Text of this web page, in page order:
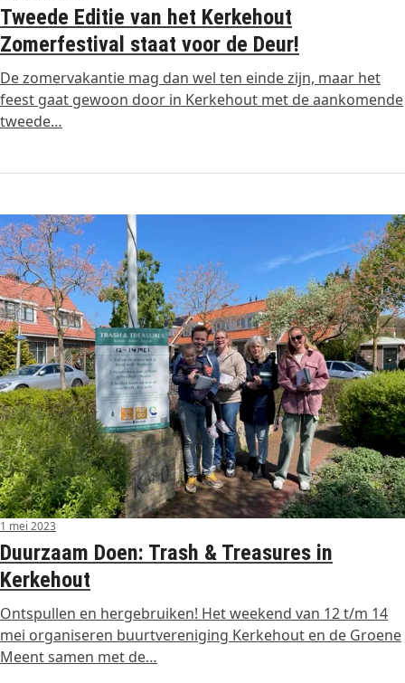
Tweede Editie van het Kerkehout
Zomerfestival staat voor de Deur!
De zomervakantie mag dan wel ten einde zijn, maar het
feest gaat gewoon door in Kerkehout met de aankomende
tweede…
1 mei 2023
Duurzaam Doen: Trash & Treasures in
Kerkehout
Ontspullen en hergebruiken! Het weekend van 12 t/m 14
mei organiseren buurtvereniging Kerkehout en de Groene
Meent samen met de…